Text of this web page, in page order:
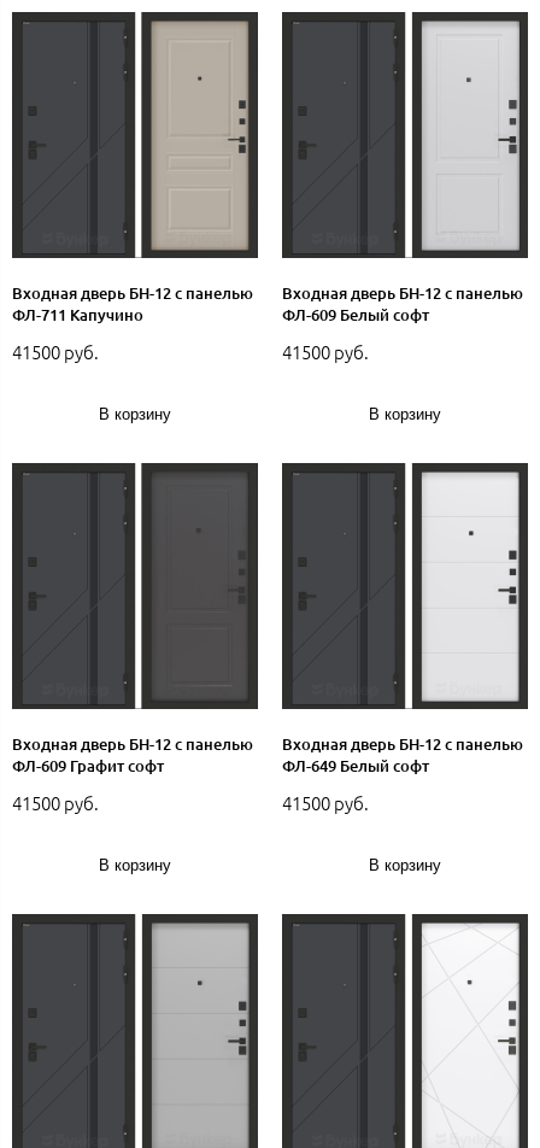
Входная дверь БН-12 с панелью
ФЛ-711 Капучино
41500 руб.
В корзину
Входная дверь БН-12 с панелью
ФЛ-609 Белый софт
41500 руб.
В корзину
Входная дверь БН-12 с панелью
ФЛ-609 Графит софт
41500 руб.
В корзину
Входная дверь БН-12 с панелью
ФЛ-649 Белый софт
41500 руб.
В корзину